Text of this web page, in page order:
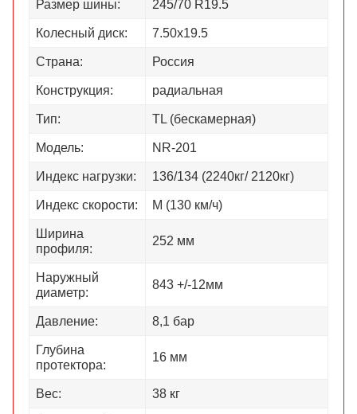
Размер шины: 245/70 R19.5
Колесный диск: 7.50х19.5
Страна: Россия
Конструкция: радиальная
Тип: TL (бескамерная)
Модель: NR-201
Индекс нагрузки: 136/134 (2240кг/ 2120кг)
Индекс скорости: М (130 км/ч)
Ширина
профиля:
252 мм
Наружный
диаметр:
843 +/-12мм
Давление: 8,1 бар
Глубина
протектора:
16 мм
Вес: 38 кг